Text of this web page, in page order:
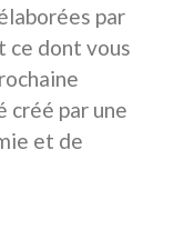
par
ce dont vous
créé par une
et de